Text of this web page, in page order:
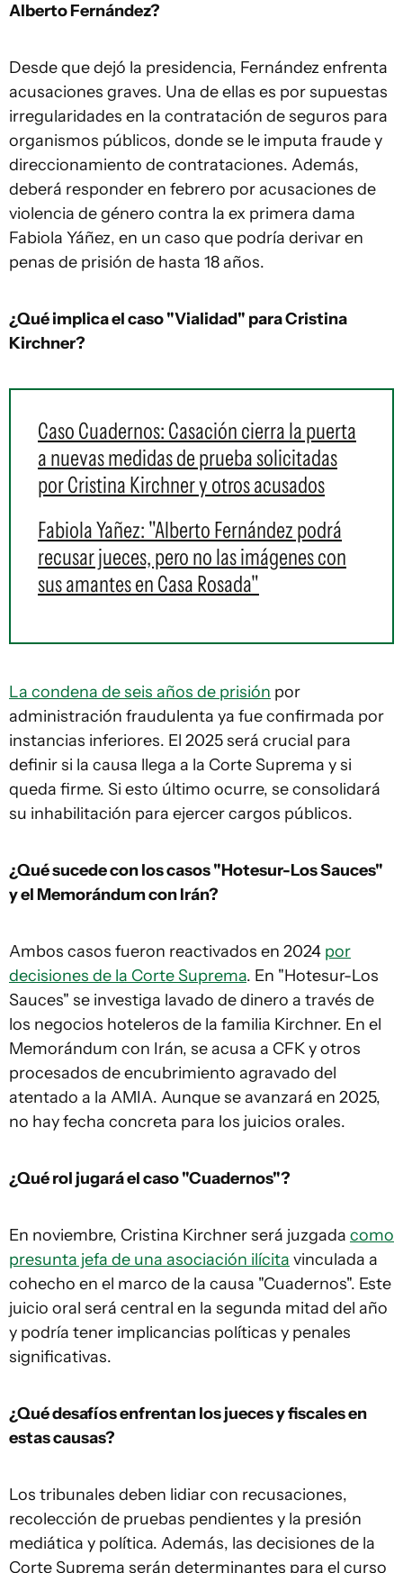
Alberto Fernández?
Desde que dejó la presidencia, Fernández enfrenta
acusaciones graves. Una de ellas es por supuestas
irregularidades en la contratación de seguros para
organismos públicos, donde se le imputa fraude y
direccionamiento de contrataciones. Además,
deberá responder en febrero por acusaciones de
violencia de género contra la ex primera dama
Fabiola Yáñez, en un caso que podría derivar en
penas de prisión de hasta 18 años.
¿Qué implica el caso "Vialidad" para Cristina
Kirchner?
Caso Cuadernos: Casación cierra la puerta
a nuevas medidas de prueba solicitadas
por Cristina Kirchner y otros acusados
Fabiola Yañez: "Alberto Fernández podrá
recusar jueces, pero no las imágenes con
sus amantes en Casa Rosada"
La condena de seis años de prisión por
administración fraudulenta ya fue confirmada por
instancias inferiores. El 2025 será crucial para
definir si la causa llega a la Corte Suprema y si
queda firme. Si esto último ocurre, se consolidará
su inhabilitación para ejercer cargos públicos.
¿Qué sucede con los casos "Hotesur-Los Sauces"
y el Memorándum con Irán?
Ambos casos fueron reactivados en 2024 por
decisiones de la Corte Suprema. En "Hotesur-Los
Sauces" se investiga lavado de dinero a través de
los negocios hoteleros de la familia Kirchner. En el
Memorándum con Irán, se acusa a CFK y otros
procesados de encubrimiento agravado del
atentado a la AMIA. Aunque se avanzará en 2025,
no hay fecha concreta para los juicios orales.
¿Qué rol jugará el caso "Cuadernos"?
En noviembre, Cristina Kirchner será juzgada como
presunta jefa de una asociación ilícita vinculada a
cohecho en el marco de la causa "Cuadernos". Este
juicio oral será central en la segunda mitad del año
y podría tener implicancias políticas y penales
significativas.
¿Qué desafíos enfrentan los jueces y fiscales en
estas causas?
Los tribunales deben lidiar con recusaciones,
recolección de pruebas pendientes y la presión
mediática y política. Además, las decisiones de la
Corte Suprema serán determinantes para el curso